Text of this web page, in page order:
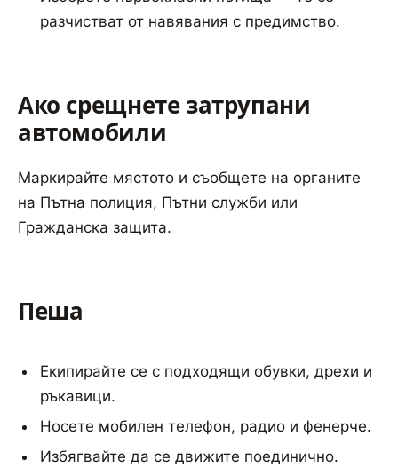
разчистват от навявания с предимство.
Ако срещнете затрупани
автомобили
Маркирайте мястото и съобщете на органите
на Пътна полиция, Пътни служби или
Гражданска защита.
Пеша
Екипирайте се с подходящи обувки, дрехи и
ръкавици.
Носете мобилен телефон, радио и фенерче.
Избягвайте да се движите поединично.